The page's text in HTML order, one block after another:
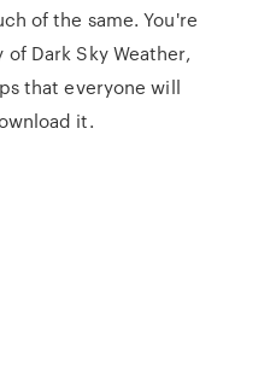
of the same. You're
Dark Sky Weather,
that everyone will
it.